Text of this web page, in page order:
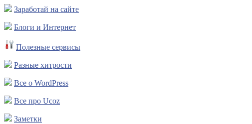
Заработай на сайте
Блоги и Интернет
Полезные сервисы
Разные хитрости
Все о WordPress
Все про Ucoz
Заметки